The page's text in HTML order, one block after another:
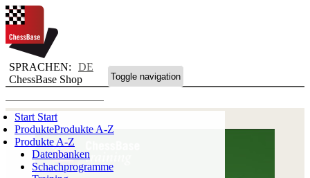
SPRACHEN:
DE
ChessBase Shop
Toggle navigation
Start Start
ProdukteProdukte A-Z
Produkte A-Z
Datenbanken
Schachprogramme